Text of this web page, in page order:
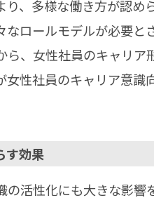
り、多様な働き方が認
ロールモデルが必要と
ら、女性社員のキャリ
女性社員のキャリア意
す効果
の活性化にも大きな影